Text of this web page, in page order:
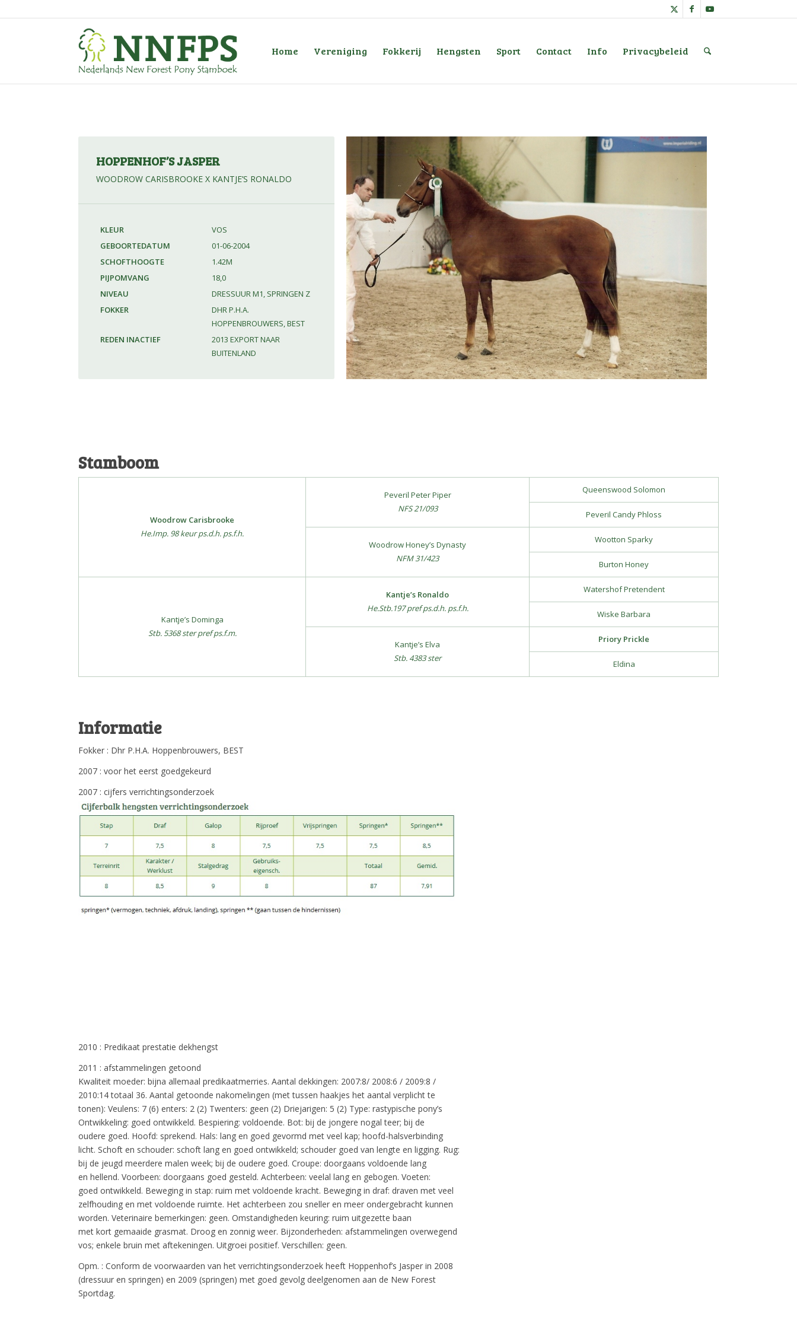
Home Vereniging Fokkerij Hengsten Sport Contact Info Privacybeleid
HOPPENHOF’S JASPER
WOODROW CARISBROOKE X KANTJE’S RONALDO
KLEUR
VOS
GEBOORTEDATUM
01-06-2004
SCHOFTHOOGTE
1.42M
PIJPOMVANG
18,0
NIVEAU
DRESSUUR M1, SPRINGEN Z
FOKKER
DHR P.H.A.
HOPPENBROUWERS, BEST
REDEN INACTIEF
2013 EXPORT NAAR
BUITENLAND
Stamboom
Woodrow Carisbrooke
He.Imp. 98 keur ps.d.h. ps.f.h.
Peveril Peter Piper
NFS 21/093
Queenswood Solomon
Peveril Candy Phloss
Woodrow Honey’s Dynasty
NFM 31/423
Wootton Sparky
Burton Honey
Kantje’s Dominga
Stb. 5368 ster pref ps.f.m.
Kantje’s Ronaldo
He.Stb.197 pref ps.d.h. ps.f.h.
Watershof Pretendent
Wiske Barbara
Kantje’s Elva
Stb. 4383 ster
Priory Prickle
Eldina
Informatie
Fokker : Dhr P.H.A. Hoppenbrouwers, BEST
2007 : voor het eerst goedgekeurd
2007 : cijfers verrichtingsonderzoek
2010 : Predikaat prestatie dekhengst
2011 : afstammelingen getoond
Kwaliteit moeder: bijna allemaal predikaatmerries. Aantal dekkingen: 2007:8/ 2008:6 / 2009:8 /
2010:14 totaal 36. Aantal getoonde nakomelingen (met tussen haakjes het aantal verplicht te
tonen): Veulens: 7 (6) enters: 2 (2) Twenters: geen (2) Driejarigen: 5 (2) Type: rastypische pony’s
Ontwikkeling: goed ontwikkeld. Bespiering: voldoende. Bot: bij de jongere nogal teer; bij de
oudere goed. Hoofd: sprekend. Hals: lang en goed gevormd met veel kap; hoofd-halsverbinding
licht. Schoft en schouder: schoft lang en goed ontwikkeld; schouder goed van lengte en ligging. Rug:
bij de jeugd meerdere malen week; bij de oudere goed. Croupe: doorgaans voldoende lang
en hellend. Voorbeen: doorgaans goed gesteld. Achterbeen: veelal lang en gebogen. Voeten:
goed ontwikkeld. Beweging in stap: ruim met voldoende kracht. Beweging in draf: draven met veel
zelfhouding en met voldoende ruimte. Het achterbeen zou sneller en meer ondergebracht kunnen
worden. Veterinaire bemerkingen: geen. Omstandigheden keuring: ruim uitgezette baan
met kort gemaaide grasmat. Droog en zonnig weer. Bijzonderheden: afstammelingen overwegend
vos; enkele bruin met aftekeningen. Uitgroei positief. Verschillen: geen.
Opm. : Conform de voorwaarden van het verrichtingsonderzoek heeft Hoppenhof’s Jasper in 2008
(dressuur en springen) en 2009 (springen) met goed gevolg deelgenomen aan de New Forest
Sportdag.